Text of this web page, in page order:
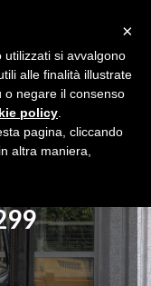
×
si avvalgono
alle finalità illustrate
o negare il consenso
policy
pagina, cliccando
altra maniera,